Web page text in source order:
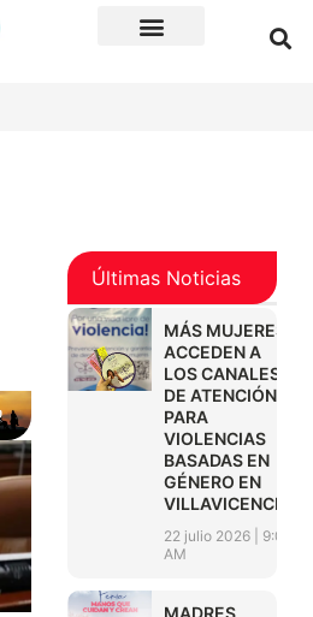
Últimas Noticias
MÁS MUJERES
ACCEDEN A
LOS CANALES
DE ATENCIÓN
PARA
VIOLENCIAS
BASADAS EN
GÉNERO EN
VILLAVICENCIO
22 julio 2026
9:01
AM
MADRES